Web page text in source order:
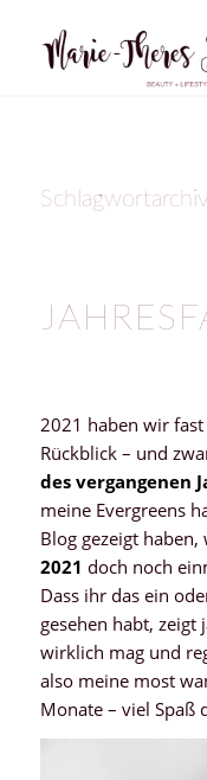
2021 haben wir
Rückblick – und
des vergangenen
meine Evergreens
Blog gezeigt
2021 doch noch
Dass ihr das ein
gesehen habt, zeigt
wirklich mag und
also meine most
Monate – viel Spaß